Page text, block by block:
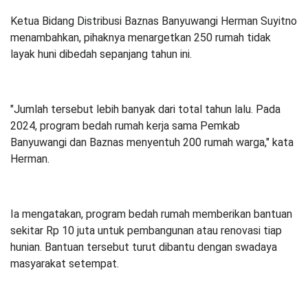
Ketua Bidang Distribusi Baznas Banyuwangi Herman Suyitno
menambahkan, pihaknya menargetkan 250 rumah tidak
layak huni dibedah sepanjang tahun ini.
"Jumlah tersebut lebih banyak dari total tahun lalu. Pada
2024, program bedah rumah kerja sama Pemkab
Banyuwangi dan Baznas menyentuh 200 rumah warga," kata
Herman.
Ia mengatakan, program bedah rumah memberikan bantuan
sekitar Rp 10 juta untuk pembangunan atau renovasi tiap
hunian. Bantuan tersebut turut dibantu dengan swadaya
masyarakat setempat.